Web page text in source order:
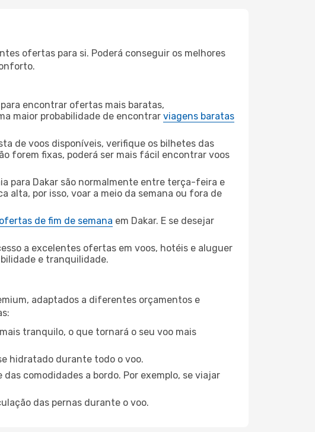
ofertas para si. Poderá conseguir os melhores
encontrar ofertas mais baratas,
maior probabilidade de encontrar viagens baratas
de voos disponíveis, verifique os bilhetes das
forem fixas, poderá ser mais fácil encontrar voos
para Dakar são normalmente entre terça-feira e
alta, por isso, voar a meio da semana ou fora de
ofertas de fim de semana em Dakar. E se desejar
a excelentes ofertas em voos, hotéis e aluguer
e tranquilidade.
adaptados a diferentes orçamentos e
tranquilo, o que tornará o seu voo mais
hidratado durante todo o voo.
comodidades a bordo. Por exemplo, se viajar
das pernas durante o voo.